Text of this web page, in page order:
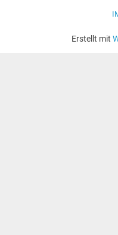
Erstellt mit